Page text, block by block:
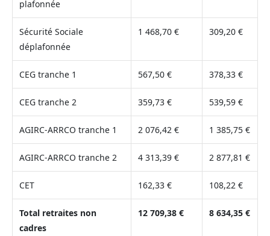
plafonnée
Sécurité Sociale
déplafonnée
1 468,70 € 309,20 €
CEG tranche 1 567,50 € 378,33 €
CEG tranche 2 359,73 € 539,59 €
AGIRC-ARRCO tranche 1 2 076,42 € 1 385,75 €
AGIRC-ARRCO tranche 2 4 313,39 € 2 877,81 €
CET 162,33 € 108,22 €
Total retraites non
cadres
12 709,38 € 8 634,35 €